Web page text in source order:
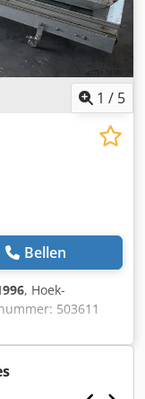
1 / 5
Bellen
, Hoek-
503611
Fabrikant:
transportband
Verrijdbaar
1290 mm